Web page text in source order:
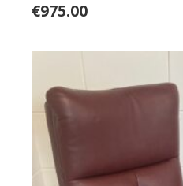
€975.00